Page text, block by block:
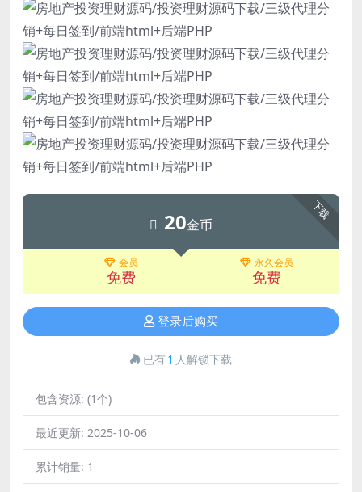
下载
20金币
会员
免费
永久会员
免费
登录后购买
已有1 人解锁下载
包含资源: (1个)
最近更新: 2025-10-06
累计销量: 1